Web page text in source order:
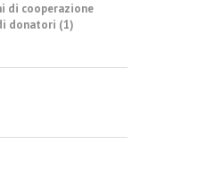
di cooperazione
donatori (1)